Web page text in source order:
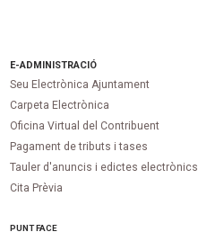
E-ADMINISTRACIÓ
Seu Electrònica Ajuntament
Carpeta Electrònica
Oficina Virtual del Contribuent
Pagament de tributs i tases
Tauler d'anuncis i edictes electrònics
Cita Prèvia
PUNTFACE